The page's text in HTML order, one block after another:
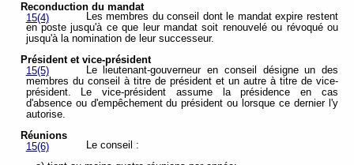
Reconduction du mandat
15(4)
Les membres du conseil dont le mandat expire restent
en poste jusqu'à ce que leur mandat soit renouvelé ou révoqué ou
jusqu'à la nomination de leur successeur.
Président et vice-président
15(5)
Le lieutenant-gouverneur en conseil désigne un des
membres du conseil à titre de président et un autre à titre de vice-
président. Le vice-président assume la présidence en cas
d'absence ou d'empêchement du président ou lorsque ce dernier l'y
autorise.
Réunions
15(6)
Le conseil :